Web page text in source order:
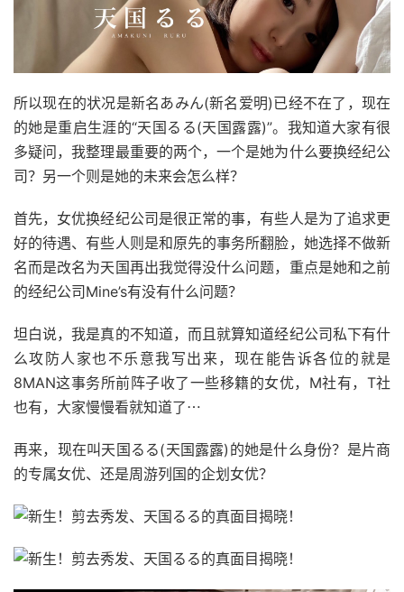
所以现在的状况是新名あみん(新名爱明)已经不在了，现在
的她是重启生涯的“天国るる(天国露露)”。我知道大家有很
多疑问，我整理最重要的两个，一个是她为什么要换经纪公
司？另一个则是她的未来会怎么样？
首先，女优换经纪公司是很正常的事，有些人是为了追求更
好的待遇、有些人则是和原先的事务所翻脸，她选择不做新
名而是改名为天国再出我觉得没什么问题，重点是她和之前
的经纪公司Mine’s有没有什么问题？
坦白说，我是真的不知道，而且就算知道经纪公司私下有什
么攻防人家也不乐意我写出来，现在能告诉各位的就是
8MAN这事务所前阵子收了一些移籍的女优，M社有，T社
也有，大家慢慢看就知道了⋯
再来，现在叫天国るる(天国露露)的她是什么身份？是片商
的专属女优、还是周游列国的企划女优？